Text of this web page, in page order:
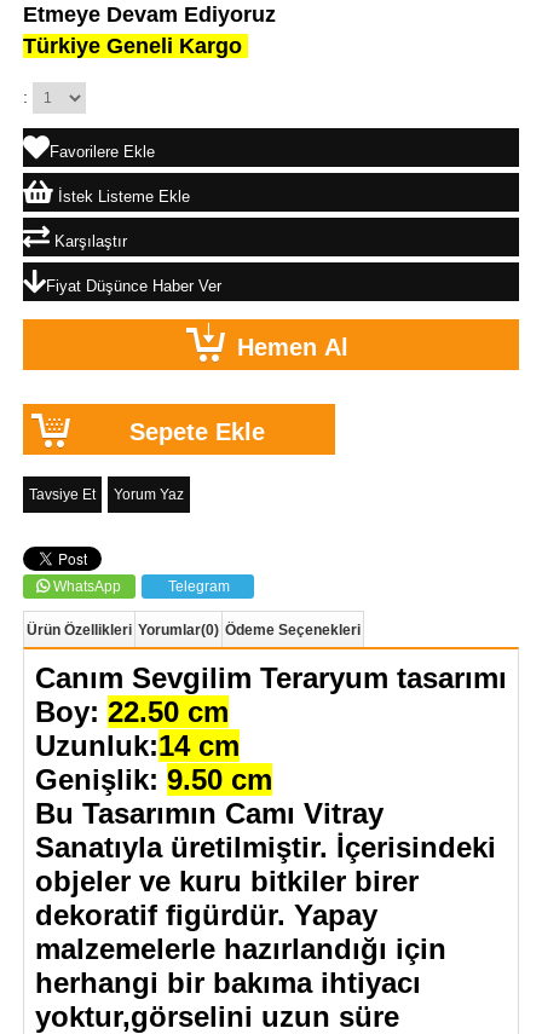
Etmeye Devam Ediyoruz
Türkiye Geneli Kargo
:
Favorilere Ekle
İstek Listeme Ekle
Karşılaştır
Fiyat Düşünce Haber Ver
Tavsiye Et Yorum Yaz
WhatsApp Telegram
Ürün Özellikleri Yorumlar(0) Ödeme Seçenekleri
Canım Sevgilim Teraryum tasarımı
Boy: 22.50 cm
Uzunluk:14 cm
Genişlik: 9.50 cm
Bu Tasarımın Camı Vitray
Sanatıyla üretilmiştir. İçerisindeki
objeler ve kuru bitkiler birer
dekoratif figürdür. Yapay
malzemelerle hazırlandığı için
herhangi bir bakıma ihtiyacı
yoktur,görselini uzun süre